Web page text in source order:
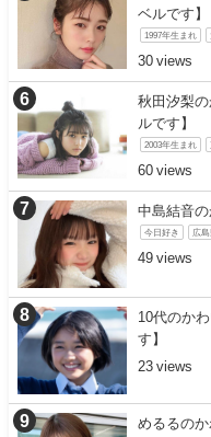
ベルです】
1997年生まれ
30
秋田汐梨
ルです】
2003年生まれ
60
中島結音の
今日好き 広
49
10代のか
す】
23
めるるの